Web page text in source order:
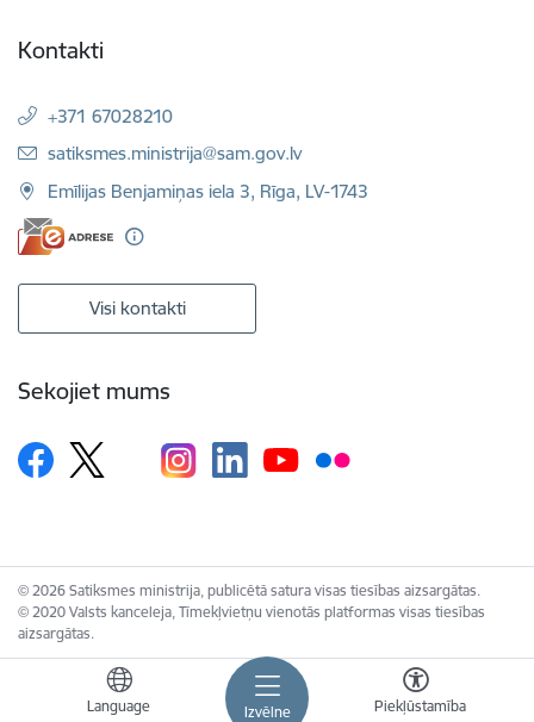
Izvēlne
Language Piekļūstamība
Kontakti
+371 67028210
E-pasts:
satiksmes.ministrija@sam.gov.lv
Emīlijas Benjamiņas iela 3, Rīga, LV-1743
Visi kontakti
Sekojiet mums
© 2026 Satiksmes ministrija, publicētā satura visas tiesības aizsargātas.
© 2020 Valsts kanceleja, Tīmekļvietņu vienotās platformas visas tiesības
aizsargātas.